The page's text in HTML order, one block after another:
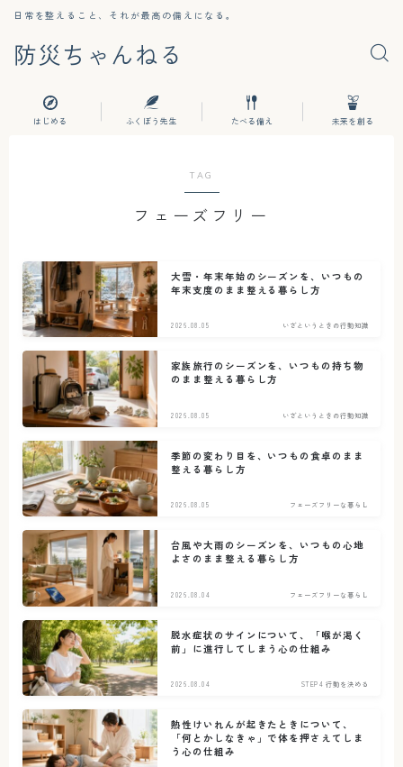
防災ちゃんねる
日常を整えること、それが最高の備えになる。
はじめる ふくぼう先生 たべる備え 未来を創る
TAG
フェーズフリー
大雪・年末年始のシーズンを、いつもの
年末支度のまま整える暮らし方
2026.08.05 いざというときの行動知識
家族旅行のシーズンを、いつもの持ち物
のまま整える暮らし方
2026.08.05 いざというときの行動知識
季節の変わり目を、いつもの食卓のまま
整える暮らし方
2026.08.05 フェーズフリーな暮らし
台風や大雨のシーズンを、いつもの心地
よさのまま整える暮らし方
2026.08.04 フェーズフリーな暮らし
脱水症状のサインについて、「喉が渇く
前」に進行してしまう心の仕組み
2026.08.04 STEP4 行動を決める
熱性けいれんが起きたときについて、
「何とかしなきゃ」で体を押さえてしま
う心の仕組み